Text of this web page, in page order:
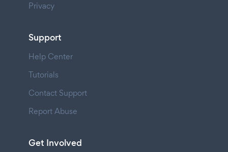
Privacy
Support
Help Center
Tutorials
Contact Support
Report Abuse
Get Involved